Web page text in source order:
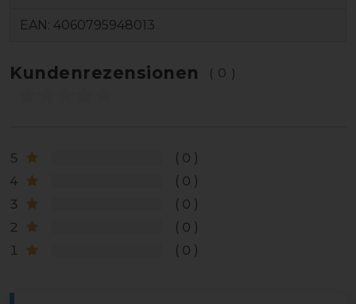
EAN: 4060795948013
Kundenrezensionen (0)
5
0
4
0
3
0
2
0
1
0